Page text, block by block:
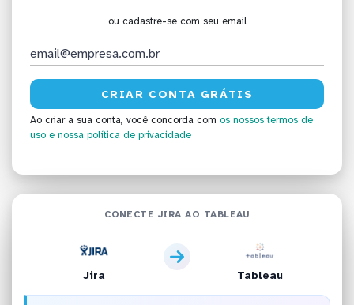
ou cadastre-se com seu email
Ao criar a sua conta, você concorda com os nossos termos de
uso e nossa política de privacidade
CONECTE JIRA AO TABLEAU
Jira Tableau